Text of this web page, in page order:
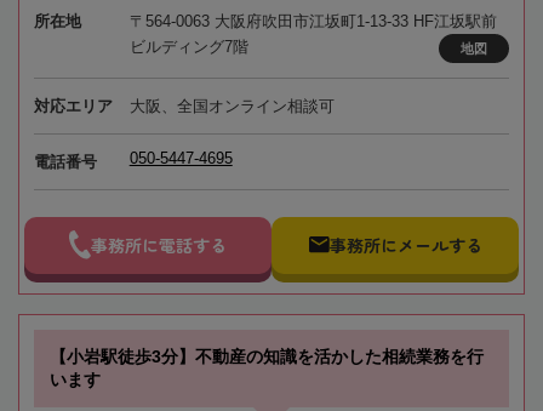
所在地
〒564-0063 大阪府吹田市江坂町1-13-33 HF江坂駅前
ビルディング7階
地図
対応エリア 大阪、全国オンライン相談可
電話番号 050-5447-4695
事務所に電話する 事務所にメールする
【小岩駅徒歩3分】不動産の知識を活かした相続業務を行
います